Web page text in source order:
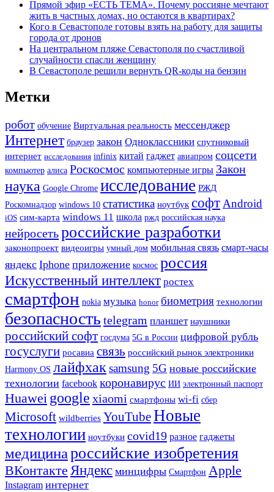
Прямой эфир «ЕСТЬ ТЕМА». Почему россияне мечтают
жить в частных домах, но остаются в квартирах?
Кого в Севастополе готовы взять на работу для защиты
города от дронов
На центральном пляже Севастополя по счастливой
случайности спасли женщину
В Севастополе решили вернуть QR-коды на бензин
Метки
робот обучение Виртуальная реальность мессенджер
Интернет браузер закон Одноклассники спутниковый
интернет исследования infinix китай гаджет авиапром соцсети
компьютер алиса Роскосмос компьютерные игры Закон
наука Google Chrome исследование РЖД
Роскомнадзор windows 10 статистика ноутбук софт Android
iOS сим-карта windows 11 школа ржд российская наука
нейросетьроссийские разработки
законопроект видеоигры умный дом мобильная связь смарт-часы
яндекс Iphone приложение космос россия
Искусственный интеллект ростех
смартфон nokia музыка honor биометрия технологии
безопасность telegram планшет наушники
российский софт госдума 5G в России цифровой рубль
госуслуги росавиа связь российский рынок электроники
Harmony OS лайфхак samsung 5G новые российские
технологии facebook коронавирус ИИ электронный паспорт
Huawei google xiaomi смартфоны wi-fi сбер
Microsoft wildberries YouTubeНовые
технологии ноутбуки covid19 разное гаджеты
медицинароссийские изобретения
ВКонтакте Яндекс минцифры Смартфон Apple
Instagram интернет